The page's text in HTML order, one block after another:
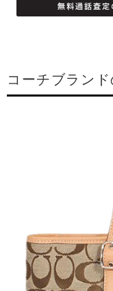
コーチブラン